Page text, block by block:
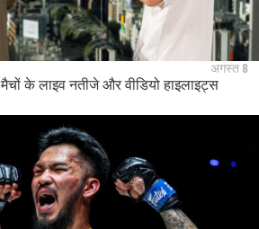
अगस्त 8
के लाइव नतीजे और वीडियो हाइलाइट्स